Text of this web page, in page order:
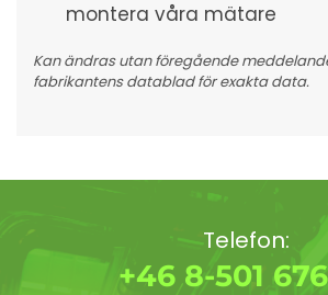
montera våra mätare
Kan ändras utan föregående
fabrikantens datablad för exakta data.
Telefon:
+46 8-501